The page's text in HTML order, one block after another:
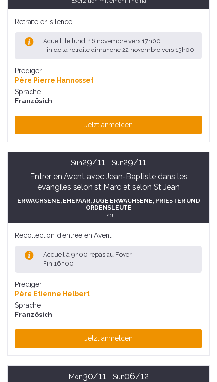
Retraite en silence
Acueill le lundi 16 novembre vers 17h00
Fin de la retraite dimanche 22 novembre vers 13h00
Prediger
Père Pierre Hannosset
Sprache
Französich
Jetzt anmelden
Sun29/11 Sun29/11
Entrer en Avent avec Jean-Baptiste dans les
évangiles selon st Marc et selon St Jean
ERWACHSENE, EHEPAAR, JUGE ERWACHSENE, PRIESTER UND
ORDENSLEUTE
Tag
Récollection d'entrée en Avent
Accueil à 9h00 repas au Foyer
Fin 16h00
Prediger
Père Etienne Helbert
Sprache
Französich
Jetzt anmelden
Mon30/11 Sun06/12